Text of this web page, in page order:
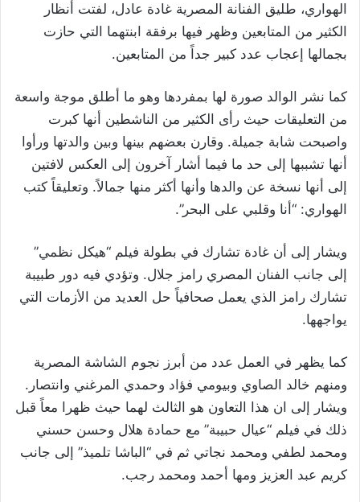
الهواري، طليق الفنانة المصرية غادة عادل، لفتت أنظار
الكثير من المتابعين وظهر فيها برفقة ابنتهما التي حازت
بجمالها إعجاب عدد كبير جداً من المتابعين.
كما نشر الوالد صورة لها بمفردها وهو ما أطلق موجة واسعة
من التعليقات حيث رأى الكثير من الناشطين أنها كبرت
واصبحت شابة جميلة. وقارن بعضهم بينها وبين والدتها ورأوا
أنها تشببها إلى حد ما فيما أشار آخرون إلى العكس لافتين
إلى أنها نسخة عن والدها وأنها أكثر منها جمالاً. وتعليقاً كتب
الهواري: “أنا وقلبي على البحر”.
ويشار إلى أن غادة تشارك في بطولة فيلم “هيكل نظمي”
إلى جانب الفنان المصري رامز جلال. وتؤدي فيه دور طبيبة
تشارك رامز الذي يعمل صحافياً حل العديد من الأزمات التي
يواجهها.
كما يظهر في العمل عدد من أبرز نجوم الشاشة المصرية
ومنهم خالد الصاوي وبيومي فؤاد وحمدي المرغني وانتصار.
ويشار إلى ان هذا التعاون هو الثالث لهما حيث ظهرا معاً قبل
ذلك في فيلم “عيال حبيبة” مع حمادة هلال وحسن حسني
ومحمد لطفي ومحمد نجاتي ثم في “الباشا تلميذ” إلى جانب
كريم عبد العزيز ومها أحمد ومحمد رجب.